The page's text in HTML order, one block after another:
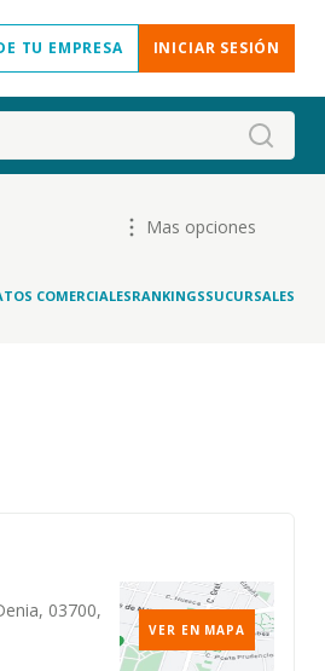
TU EMPRESA INICIAR SESIÓN
Mas opciones
COMERCIALESRANKINGSSUCURSALES
03700,
VER EN MAPA